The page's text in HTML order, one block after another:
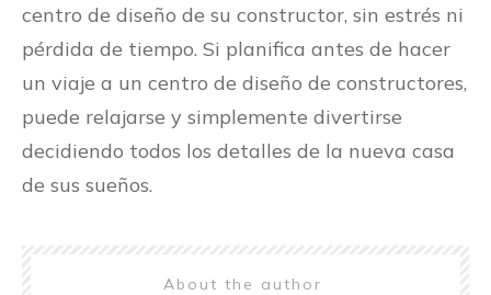
centro de diseño de su constructor, sin estrés ni
pérdida de tiempo. Si planifica antes de hacer
un viaje a un centro de diseño de constructores,
puede relajarse y simplemente divertirse
decidiendo todos los detalles de la nueva casa
de sus sueños.
About the author